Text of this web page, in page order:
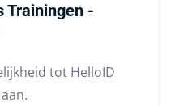
Trainingen -
tot HelloID